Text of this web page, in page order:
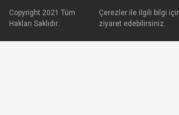
Copyright 2021 Tüm
Hakları Saklıdır.
Çerezler ile ilgili bilgi
ziyaret edebilirsiniz.